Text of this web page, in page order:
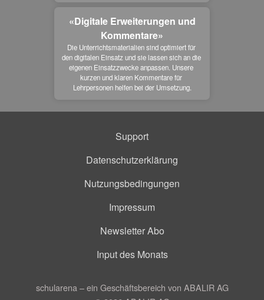
«Digitale Erweiterungen und
Kommentare»
Die Unterrichtsmaterialien sind optimiert für
den digitalen Einsatz und sie lassen sich an die
eigenen Einsatzzwecke anpassen. Unsere
kurzen und klaren Kommentare für
Lehrpersonen helfen bei der Umsetzung.
Support
Datenschutzerklärung
Nutzungsbedingungen
Impressum
Newsletter Abo
Input des Monats
schularena – ein Geschäftsbereich von ABALIR AG